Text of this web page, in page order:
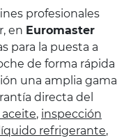
profesionales
en Euromaster
para la puesta a
de forma rápida
una amplia gama
directa del
, inspección
líquido refrigerante,